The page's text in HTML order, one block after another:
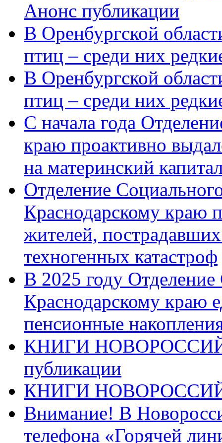
Анонс публикации
В Оренбургской
птиц – среди них
В Оренбургской
птиц – среди них
С начала года
краю проактивно
на материнский
Отделение
Краснодарскому краю
жителей,
техногенных катастроф
В 2025 году
Краснодарскому краю
пенсионные
КНИГИ
публикации
КНИГИ
Внимание! В
телефона «Горячей